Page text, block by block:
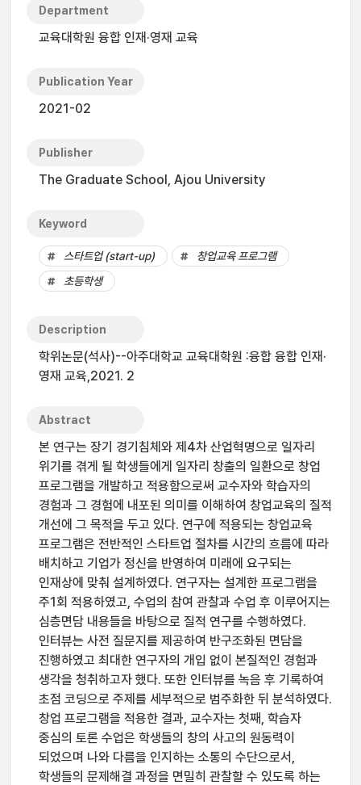
Department
교육대학원 융합 인재·영재 교육
Publication Year
2021-02
Publisher
The Graduate School, Ajou University
Keyword
스타트업 (start-up)
창업교육 프로그램
초등학생
Description
학위논문(석사)--아주대학교 교육대학원 :융합 융합 인재·
영재 교육,2021. 2
Abstract
본 연구는 장기 경기침체와 제4차 산업혁명으로 일자리
위기를 겪게 될 학생들에게 일자리 창출의 일환으로 창업
프로그램을 개발하고 적용함으로써 교수자와 학습자의
경험과 그 경험에 내포된 의미를 이해하여 창업교육의 질적
개선에 그 목적을 두고 있다. 연구에 적용되는 창업교육
프로그램은 전반적인 스타트업 절차를 시간의 흐름에 따라
배치하고 기업가 정신을 반영하여 미래에 요구되는
인재상에 맞춰 설계하였다. 연구자는 설계한 프로그램을
주1회 적용하였고, 수업의 참여 관찰과 수업 후 이루어지는
심층면담 내용들을 바탕으로 질적 연구를 수행하였다.
인터뷰는 사전 질문지를 제공하여 반구조화된 면담을
진행하였고 최대한 연구자의 개입 없이 본질적인 경험과
생각을 청취하고자 했다. 또한 인터뷰를 녹음 후 기록하여
초점 코딩으로 주제를 세부적으로 범주화한 뒤 분석하였다.
창업 프로그램을 적용한 결과, 교수자는 첫째, 학습자
중심의 토론 수업은 학생들의 창의 사고의 원동력이
되었으며 나와 다름을 인지하는 소통의 수단으로서,
학생들의 문제해결 과정을 면밀히 관찰할 수 있도록 하는